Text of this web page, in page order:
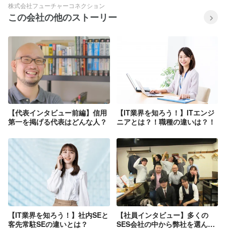
株式会社フューチャーコネクション
この会社の他のストーリー
【代表インタビュー前編】信用
第一を掲げる代表はどんな人？
【IT業界を知ろう！】ITエンジ
ニアとは？！職種の違いは？！
【IT業界を知ろう！】社内SEと
客先常駐SEの違いとは？
【社員インタビュー】多くの
SES会社の中から弊社を選んだ